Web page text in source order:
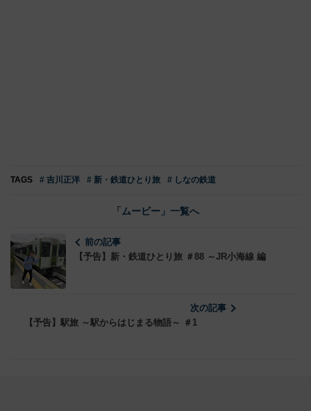
TAGS # 吉川正洋 # 新・鉄道ひとり旅 # しなの鉄道
「ムービー」一覧へ
前の記事
【予告】新・鉄道ひとり旅 ＃88 ～JR小海線 編
次の記事
【予告】駅旅 ～駅からはじまる物語～ ＃1